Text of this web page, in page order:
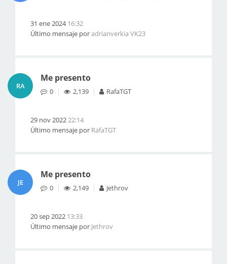
31 ene 202416:32
Último mensaje poradrianverkia VK23
RA
Me presento
0 2,139 RafaTGT
29 nov 202222:14
Último mensaje por RafaTGT
JE
Me presento
0 2,149 Jethrov
20 sep 2022 13:33
Último mensaje por Jethrov